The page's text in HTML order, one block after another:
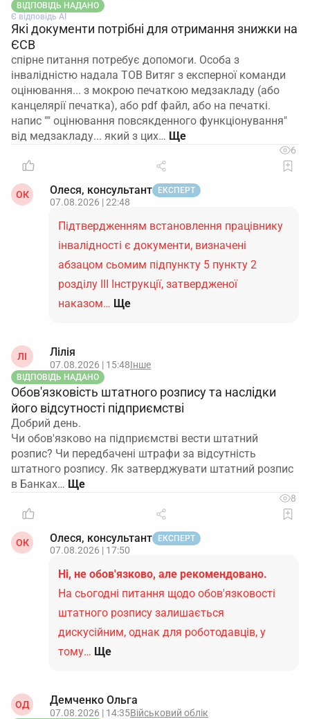
ВІДПОВІДЬ НАДАНО
Є відповідь АІ
Які документи потрібні для отримання знижки на
ЄСВ
спірне питання потребує допомоги. Особа з
інвалідністю надала ТОВ Витяг з експерної команди
оцінювання... з мокрою печаткою медзакладу (або
канцелярії печатка), або pdf файл, або на печаткі.
напис "" оцінювання повсякденного функціонування"
від медзакладу... який з цих…
6
ОК Олеся, консультант ЕКСПЕРТ
07.08.2026 | 22:48
Підтвердженням встановлення працівнику
інвалідності є документи, визначені
абзацом сьомим підпункту 5 пункту 2
розділу ІІІ Інструкції, затвердженої
наказом… Ще
ЛІ Лілія
07.08.2026 | 15:48Інше
ВІДПОВІДЬ НАДАНО
Обов'язковість штатного розпису та наслідки
його відсутності підприємстві
Добрий день.
Чи обов'язково на підприємстві вести штатний
розпис? Чи передбачені штрафи за відсутність
штатного розпису. Як затверджувати штатний розпис
в Банках…
8
ОК Олеся, консультант ЕКСПЕРТ
07.08.2026 | 17:50
Ні, не обов'язково, але рекомендовано.
На сьогодні питання щодо обов'язковості
штатного розпису залишається
дискусійним, однак для роботодавців, у
тому… Ще
ОД Демченко Ольга
07.08.2026 | 14:35Військовий облік